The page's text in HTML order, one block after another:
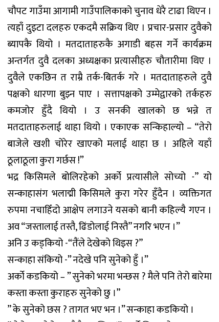
चौपट गाउँमा आगामी गाउँपालिकाको चुनाव धेरै टाढा थिएन ।
त्यहाँ दुइटा दलहरु एकदमै सक्रिय थिए । प्रचार-प्रसार दुवैको
ब्यापकै थियो । मतदाताहरुकै अगाडी बहस गर्ने कार्यक्रम
अन्तर्गत दुवै दलका अध्यक्षका प्रत्यासीहरु चौतारीमा थिए ।
दुवैले एकछिन त राम्रै तर्क-बितर्क गरे । मतदाताहरुले दुवै
पक्षको धारणा बुझ्न पाए । सत्तापक्षको उम्मेद्वारको तर्कहरु
कमजोर हुँदै थियो । उ सनकी खालको छ भन्ने त
मतदाताहरुलाई थाहा थियो । एकाएक सन्किहाल्यो – “तेरो
बाजेले खशी चोरेर खाएको मलाई थाहा छ । अहिले यहाँ
ठूलाठूला कुरा गर्छस !”
भद्र किसिमले बोलिरहेको अर्को प्रत्यासीले सोच्यो -” यो
सन्काहासंग भलाद्मी किसिमले कुरा गरेर हुँदैन । व्यक्तिगत
रुपमा नचाहिँदो आक्षेप लगाउने यसको बानी कहिल्यै गएन ।
अव “जस्तालाई तस्तै, ढिंडोलाई निस्तै” नगरि भएन ।”
अनि उ कड्कियो -“तैंले देखेको थिइस ?”
सन्काहा संकियो -” नदेखे पनि सुनेको हुँ ।”
अर्को कडकियो – ” सुनेको भरमा भन्छस ? मैले पनि तेरो बारेमा
कस्ता कस्ता कुराहरु सुनेको छु ।”
” के सुनेको छस ? तागत भए भन ।” सन्काहा कडकियो ।